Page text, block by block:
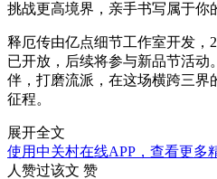
挑战更高境界，亲手书写属于你
释厄传由亿点细节工作室开发，
已开放，后续将参与新品节活动
伴，打磨流派，在这场横跨三界
征程。
展开全文
使用中关村在线APP，查看更多
人赞过该文 赞